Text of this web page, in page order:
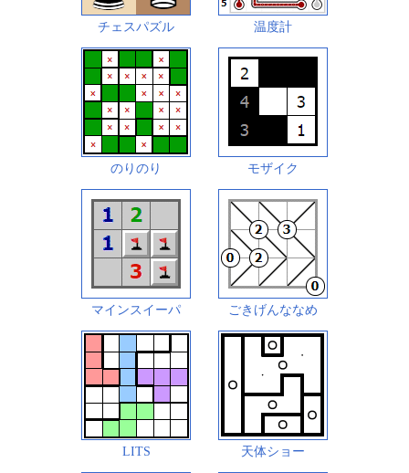
チェスパズル 温度計
のりのり モザイク
マインスイーパ ごきげんななめ
LITS 天体ショー